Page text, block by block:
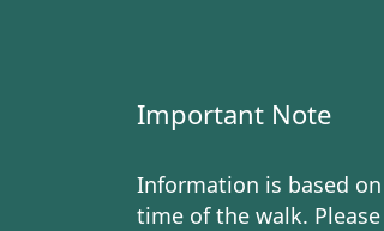
Important Note
Information is based
time of the walk.